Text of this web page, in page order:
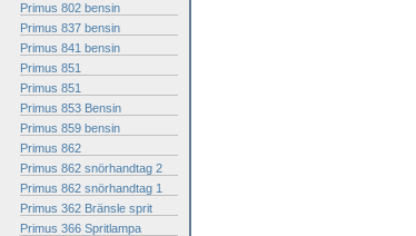
Primus 802 bensin
Primus 837 bensin
Primus 841 bensin
Primus 851
Primus 851
Primus 853 Bensin
Primus 859 bensin
Primus 862
Primus 862 snörhandtag 2
Primus 862 snörhandtag 1
Primus 362 Bränsle sprit
Primus 366 Spritlampa